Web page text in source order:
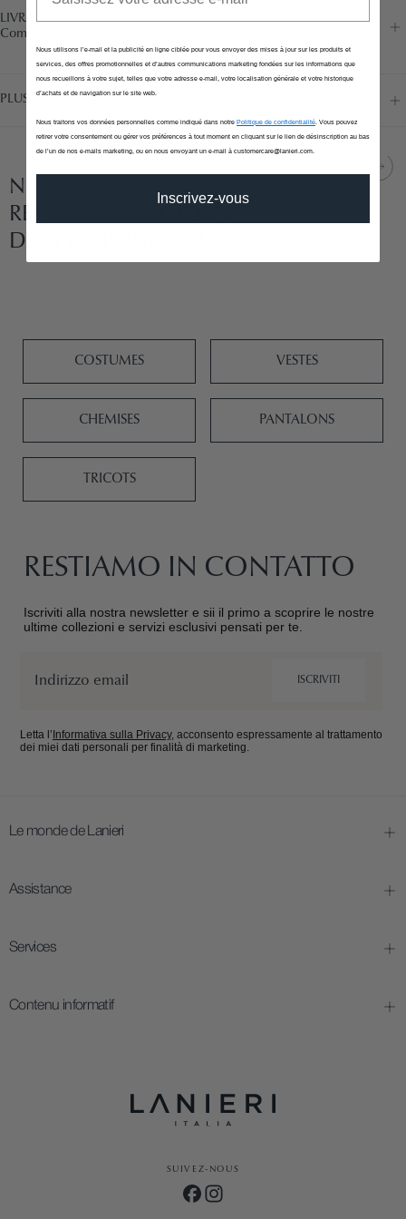
LIVRAISON
Commandez aujourd’hui pour le recevoir dans 5/6 semaines
PLUS D’INFORMATIONS
NOS
RECOMMANDATIONS
DE STYLE POUR VOUS
COSTUMES VESTES
CHEMISES PANTALONS
TRICOTS
RESTIAMO IN CONTATTO
Iscriviti alla nostra newsletter e sii il primo a scoprire le nostre
ultime collezioni e servizi esclusivi pensati per te.
ISCRIVITI
Letta l’Informativa sulla Privacy, acconsento espressamente al trattamento
dei miei dati personali per finalità di marketing.
Le monde de Lanieri
Assistance
Services
Contenu informatif
SUIVEZ-NOUS
Nous utilisons l’e-mail et la publicité en ligne ciblée pour vous envoyer des mises à jour sur les produits et
services, des offres promotionnelles et d’autres communications marketing fondées sur les informations que
nous recueillons à votre sujet, telles que votre adresse e-mail, votre localisation générale et votre historique
d’achats et de navigation sur le site web.
Nous traitons vos données personnelles comme indiqué dans notre Politique de confidentialité . Vous pouvez
retirer votre consentement ou gérer vos préférences à tout moment en cliquant sur le lien de désinscription au bas
de l’un de nos e-mails marketing, ou en nous envoyant un e-mail à customercare@lanieri.com.
Inscrivez-vous